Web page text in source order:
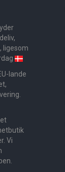
ligesom
lande
Vi